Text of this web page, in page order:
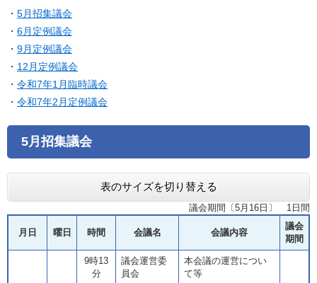
・ 5月招集議会
・ 6月定例議会
・ 9月定例議会
・ 12月定例議会
・ 令和7年1月臨時議会
・ 令和7年2月定例議会
5月招集議会
表のサイズを切り替える
議会期間〔5月16日〕 1日間
月日 曜日 時間 会議名 会議内容
議会
期間
9時13
分
議会運営委
員会
本会議の運営につい
て等